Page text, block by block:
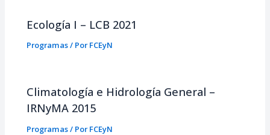
Ecología I – LCB 2021
Programas/ PorFCEyN
Climatología e Hidrología General –
IRNyMA 2015
Programas/ PorFCEyN